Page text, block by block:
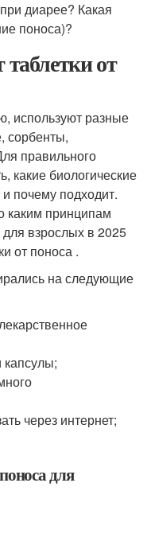
диарее? Какая
поноса)?
от
используют разные
сорбенты,
правильного
какие биологические
почему подходит.
каким принципам
взрослых в 2025
от поноса .
на следующие
через интернет;
для